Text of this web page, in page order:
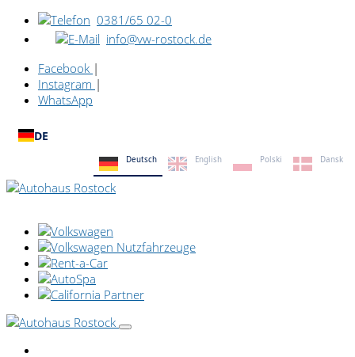
0381/65 02-0
info@vw-rostock.de
Facebook |
Instagram |
WhatsApp
DE
Deutsch English Polski Dansk